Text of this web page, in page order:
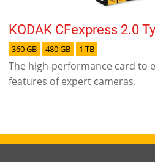
KODAK CFexpress 2.0
360 GB 480 GB 1 TB
The high-performance card to
features of expert cameras.